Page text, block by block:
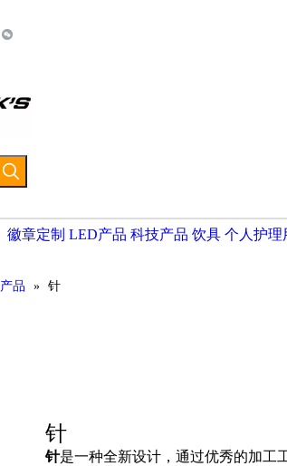
徽章定制 LED产品 科技产品 饮具 个人护理
产品 » 针
针
针是一种全新设计，通过优秀的加工